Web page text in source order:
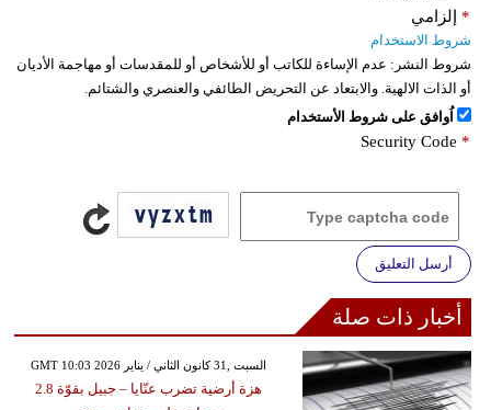
إلزامي *
شروط الاستخدام
شروط النشر: عدم الإساءة للكاتب أو للأشخاص أو للمقدسات أو مهاجمة الأديان
أو الذات الالهية. والابتعاد عن التحريض الطائفي والعنصري والشتائم.
اُوافق على شروط الأستخدام
Security Code *
أرسل التعليق
أخبار ذات صلة
GMT 10:03 2026 السبت ,31 كانون الثاني / يناير
هزة أرضية تضرب عنّايا – جبيل بقوّة 2.8